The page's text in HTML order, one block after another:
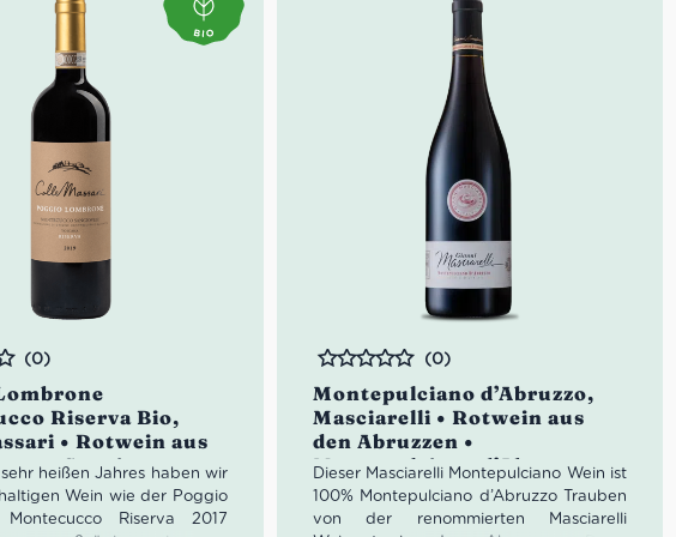
Zitrus, Aprikosen, Blumen
Leicht, frisch,
und mineralisch
Weißwein Kelch mit mittler
21 Flaschen
Riserva Bio,
• Rotwein aus
• Sangiovese
(0)
heißen Jahres haben wir
Wein wie der Poggio
Montecucco Riserva 2017
Montepulciano d’Abruzzo,
Masciarelli • Rotwein aus
den Abruzzen •
Montepulciano d’Abruzzo
Bewertet
(0)
Dieser Masciarelli Montepulciano Wein ist
100% Montepulciano d’Abruzzo Trauben
von der renommierten Masciarelli